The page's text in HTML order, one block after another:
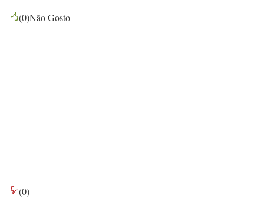
(0)Não Gosto
(0)